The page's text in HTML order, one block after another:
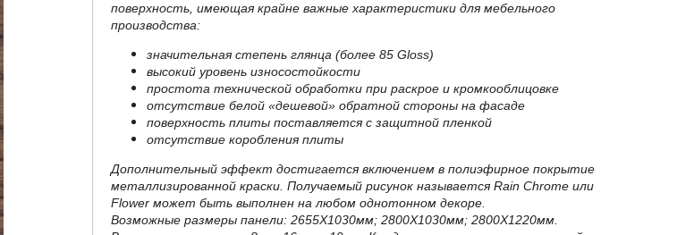
поверхность, имеющая крайне важные характеристики для мебельного
производства:
значительная степень глянца (более 85 Gloss)
высокий уровень износостойкости
простота технической обработки при раскрое и кромкооблицовке
отсутствие белой «дешевой» обратной стороны на фасаде
поверхность плиты поставляется с защитной пленкой
отсутствие коробления плиты
Дополнительный эффект достигается включением в полиэфирное покрытие
металлизированной краски. Получаемый рисунок называется Rain Chrome или
Flower может быть выполнен на любом однотонном декоре.
Возможные размеры панели: 2655Х1030мм; 2800Х1030мм; 2800Х1220мм.